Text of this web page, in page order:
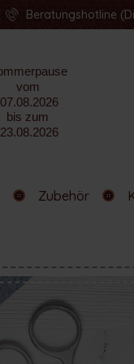
Beratungshotline
Zubehör